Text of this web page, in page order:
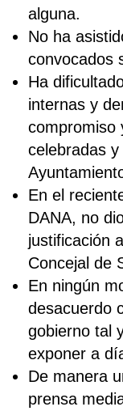
alguna.
No ha
convocados
Ha
internas y
compromiso
celebradas
En el
DANA, no
justificación
Concejal de
En ningún
desacuerdo
gobierno tal
exponer a
De manera
prensa